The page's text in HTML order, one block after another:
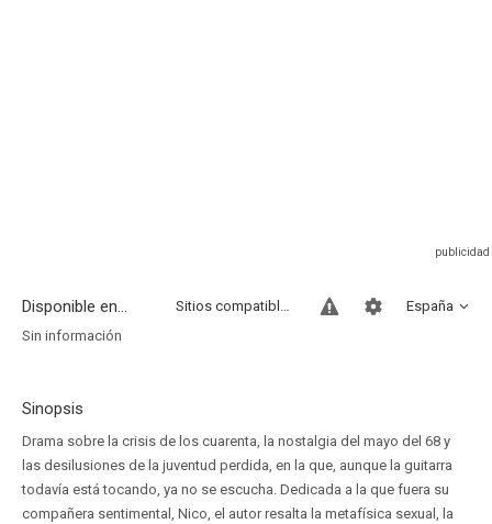
Disponible en... España
Sitios compatibles
Sin información
Sinopsis
Drama sobre la crisis de los cuarenta, la nostalgia del mayo del 68 y
las desilusiones de la juventud perdida, en la que, aunque la guitarra
todavía está tocando, ya no se escucha. Dedicada a la que fuera su
compañera sentimental, Nico, el autor resalta la metafísica sexual, la